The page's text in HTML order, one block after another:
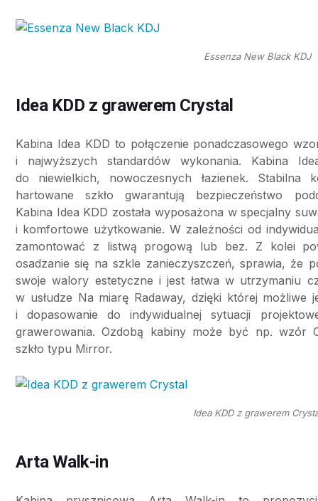
Essenza New Black KDJ
Idea KDD z grawerem Crystal
Kabina Idea KDD to połączenie ponadczasowego
i najwyższych standardów wykonania. Kabina
do niewielkich, nowoczesnych łazienek.
hartowane szkło gwarantują bezpieczeństwo
Kabina Idea KDD została wyposażona w specjalny
i komfortowe użytkowanie. W zależności od
zamontować z listwą progową lub bez. Z kolei
osadzanie się na szkle zanieczyszczeń, sprawia, że
swoje walory estetyczne i jest łatwa w utrzymaniu
w usłudze Na miarę Radaway, dzięki której możliwe
i dopasowanie do indywidualnej sytuacji
grawerowania. Ozdobą kabiny może być np. wzór
szkło typu Mirror.
Idea KDD z grawerem
Arta Walk-in